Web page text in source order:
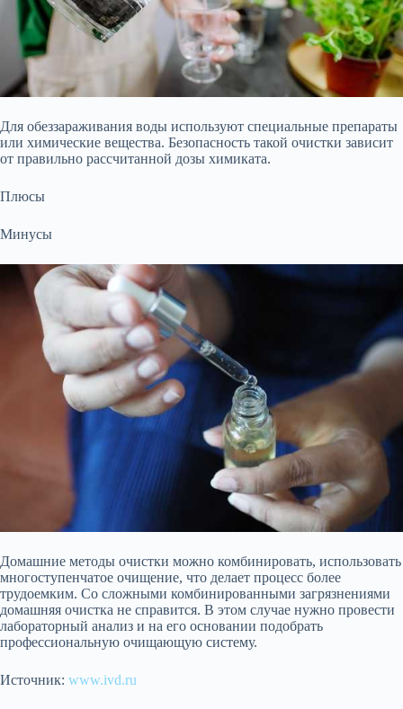
Для обеззараживания воды используют специальные препараты
или химические вещества. Безопасность такой очистки зависит
от правильно рассчитанной дозы химиката.
Плюсы
Минусы
Домашние методы очистки можно комбинировать, использовать
многоступенчатое очищение, что делает процесс более
трудоемким. Со сложными комбинированными загрязнениями
домашняя очистка не справится. В этом случае нужно провести
лабораторный анализ и на его основании подобрать
профессиональную очищающую систему.
Источник: www.ivd.ru